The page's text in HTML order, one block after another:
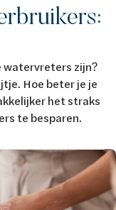
watervreters zijn?
Hoe beter je je
het straks
te besparen.